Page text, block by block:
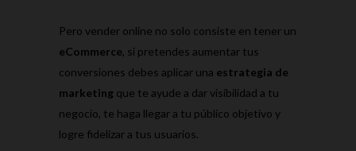
Pero vender online no solo consiste en tener un
eCommerce, si pretendes aumentar tus
conversiones debes aplicar una estrategia de
marketing que te ayude a dar visibilidad a tu
negocio, te haga llegar a tu público objetivo y
logre fidelizar a tus usuarios.